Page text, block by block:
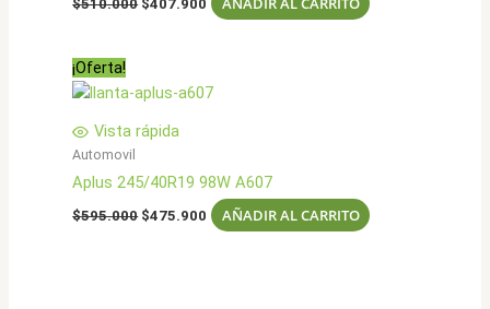
$510.000 $407.900
precio
¡Oferta!
Vista rápida
Automovil
Aplus 245/40R19 98W A607
$595.000 El
$475.900 El
precio
AÑADIR AL CARRITO